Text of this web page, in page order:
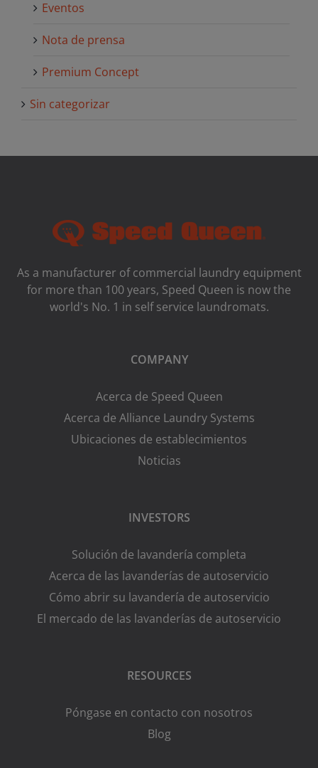
Eventos
Nota de prensa
Premium Concept
Sin categorizar
As a manufacturer of commercial laundry equipment
for more than 100 years, Speed ​​Queen is now the
world's No. 1 in self service laundromats.
COMPANY
Acerca de Speed Queen
Acerca de Alliance Laundry Systems
Ubicaciones de establecimientos
Noticias
INVESTORS
Solución de lavandería completa
Acerca de las lavanderías de autoservicio
Cómo abrir su lavandería de autoservicio
El mercado de las lavanderías de autoservicio
RESOURCES
Póngase en contacto con nosotros
Blog